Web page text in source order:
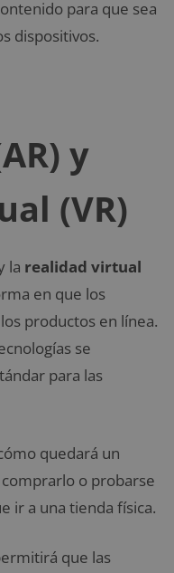
para que sea
dispositivos.
y
(VR)
la realidad virtual
en que los
productos en línea.
se
para las
quedará un
o probarse
ir a una tienda física.
que las